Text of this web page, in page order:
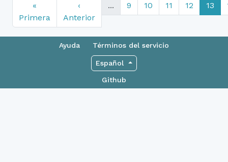
«
Primera
‹
Anterior
... 9 10 11 12 13
Ayuda Términos del servicio
Español
Github